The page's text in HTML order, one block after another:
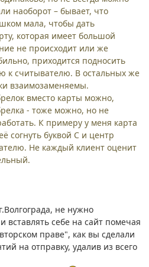
наоборот – бывает, что
мала, чтобы дать
которая имеет большой
не происходит или же
приходится подносить
к считывателю. В остальных же
взаимозаменяемы.
вместо карты можно,
- тоже можно, но не
К примеру у меня карта
согнуть буквой С и центр
Не каждый клиент оценит
не нужно
вставлять себе на сайт помечая
праве", как вы сделали
на отправку, удалив из всего